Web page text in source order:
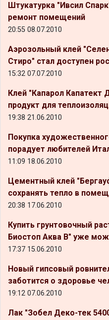
Штукатурка "Ивсил
ремонт помещений
20:55 08.07.2010
Аэрозольный клей
Стиро" стал доступен
15:32 07.07.2010
Клей "Капарол
продукт для
19:38 21.06.2010
Покупка
порадует любителей
11:09 18.06.2010
Цементный клей
сохранять тепло в
20:38 17.06.2010
Купить грунтовочный
Биостоп Аква В" уже
17:37 15.06.2010
Новый гипсовый
заботится о здоровье
19:12 07.06.2010
Лак "Зобел Деко-тек